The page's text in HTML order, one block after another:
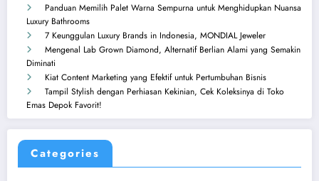
Panduan Memilih Palet Warna Sempurna untuk Menghidupkan Nuansa
Luxury Bathrooms
7 Keunggulan Luxury Brands in Indonesia, MONDIAL Jeweler
Mengenal Lab Grown Diamond, Alternatif Berlian Alami yang Semakin
Diminati
Kiat Content Marketing yang Efektif untuk Pertumbuhan Bisnis
Tampil Stylish dengan Perhiasan Kekinian, Cek Koleksinya di Toko
Emas Depok Favorit!
Categories